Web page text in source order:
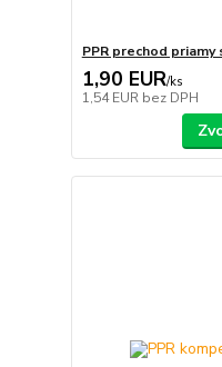
PPR prechod
1,90 EUR/ks
1,54 EUR bez DPH